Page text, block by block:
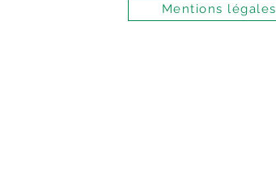
Mentions légales